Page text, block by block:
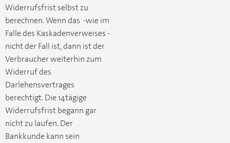
Widerrufsfrist selbst zu
berechnen. Wenn das -wie im
Falle des Kaskadenverweises -
nicht der Fall ist, dann ist der
Verbraucher weiterhin zum
Widerruf des
Darlehensvertrages
berechtigt. Die 14tägige
Widerrufsfrist begann gar
nicht zu laufen. Der
Bankkunde kann sein